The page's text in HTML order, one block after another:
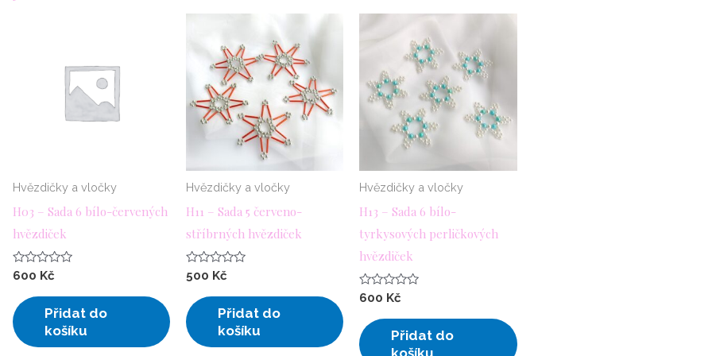
Hvězdičky a vločky
H03 – Sada 6 bílo-červených
hvězdiček
Hodnocení
5
600 Kč
Přidat do
košíku
Hvězdičky a vločky
H11 – Sada 5 červeno-
stříbrných hvězdiček
Hodnocení
0
5
500 Kč
Přidat do
košíku
Hvězdičky a vločky
H13 – Sada 6 bílo-
tyrkysových perličkových
hvězdiček
Hodnocení
5
600 Kč
Přidat do
košíku